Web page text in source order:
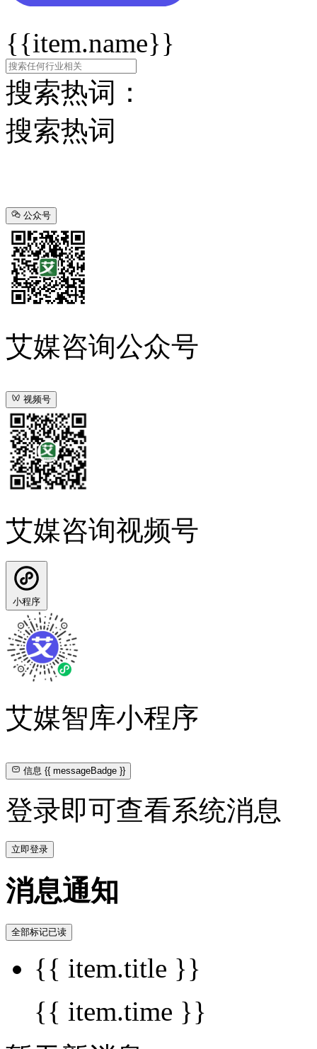
{{item.name}}
搜索热词：
搜索热词
公众号
艾媒咨询公众号
视频号
艾媒咨询视频号
小程序
艾媒智库小程序
信息{{ messageBadge }}
登录即可查看系统消息
立即登录
消息通知
全部标记已读
{{ item.title }}
{{ item.time }}